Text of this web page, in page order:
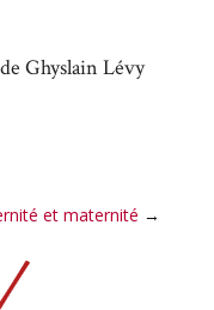
Ghyslain Lévy
et maternité →